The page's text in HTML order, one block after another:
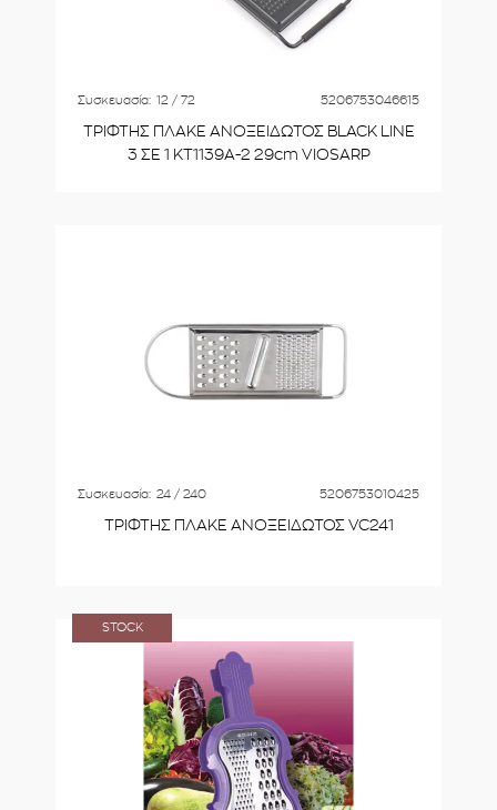
Συσκευασία: 12 / 72 5206753046615
ΤΡΙΦΤΗΣ ΠΛΑΚΕ ΑΝΟΞΕΙΔΩΤΟΣ BLACK LINE
3 ΣΕ 1 KT1139A-2 29cm VIOSARP
Συσκευασία: 24 / 240 5206753010425
ΤΡΙΦΤΗΣ ΠΛΑΚΕ ΑΝΟΞΕΙΔΩΤΟΣ VC241
STOCK